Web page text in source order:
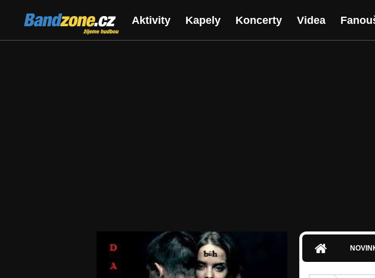
Bandzone.cz
žijeme hudbou
Aktivity Kapely Koncerty Videa